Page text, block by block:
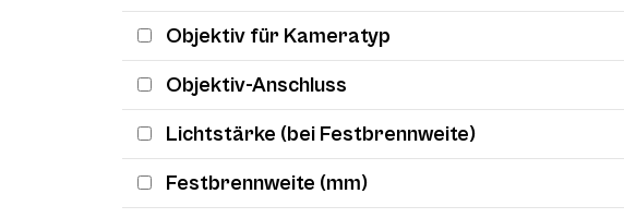
Objektiv für Kameratyp
Objektiv-Anschluss
Lichtstärke (bei Festbrennweite)
Festbrennweite (mm)